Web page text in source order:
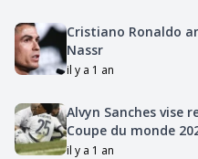
Cristiano Ronaldo
Nassr
il y a 1 an
Alvyn Sanches vise
Coupe du monde
il y a 1 an